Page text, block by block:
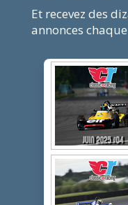
Et recevez des
annonces